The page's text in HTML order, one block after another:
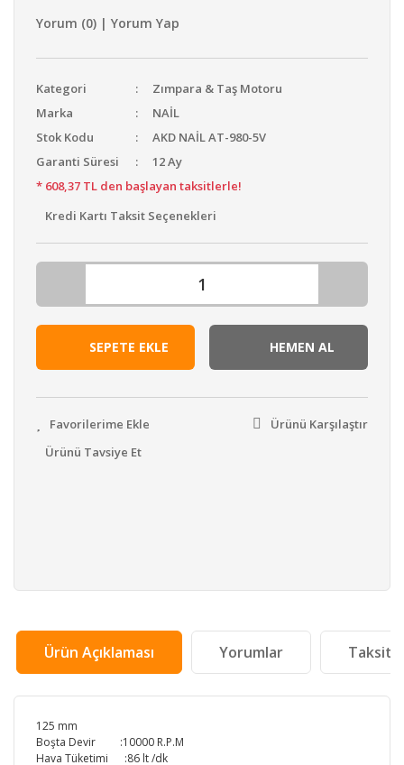
Yorum (0) | Yorum Yap
Kategori
Zımpara & Taş Motoru
Marka
NAİL
Stok Kodu
AKD NAİL AT-980-5V
Garanti Süresi
12 Ay
* 608,37 TL den başlayan taksitlerle!
Kredi Kartı Taksit Seçenekleri
SEPETE EKLE HEMEN AL
Ürünü Karşılaştır
Ürünü Tavsiye Et
Ürün Açıklaması Yorumlar Taksit
125 mm
Boşta Devir :10000 R.P.M
Hava Tüketimi :86 lt /dk